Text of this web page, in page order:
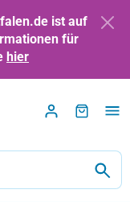
ist auf
für
hier